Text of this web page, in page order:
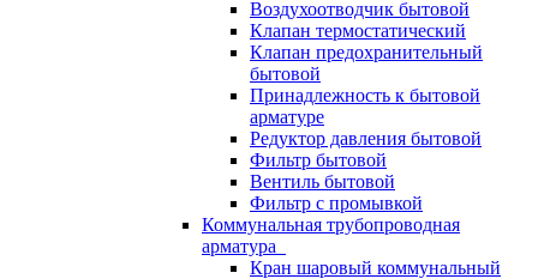
Воздухоотводчик бытовой
Клапан термостатический
Клапан предохранительный
бытовой
Принадлежность к бытовой
арматуре
Редуктор давления бытовой
Фильтр бытовой
Вентиль бытовой
Фильтр с промывкой
Коммунальная трубопроводная
арматура
Кран шаровый коммунальный